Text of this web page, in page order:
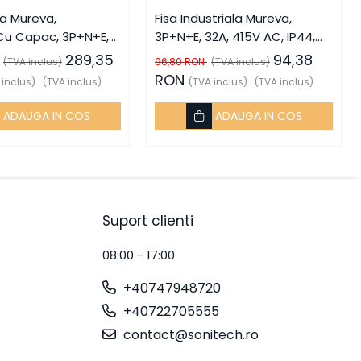
Mureva,
Capac, 3P+N+E,
IP67, SCH-
Electric -
(TVA inclus) 289,35
inclus) (TVA inclus)
ADAUGA IN COS
Fisa Industriala Mureva,
3P+N+E, 32A, 415V AC, IP44,
SCH-83521, Schneider Electric
- Schneider
96,80 RON (TVA inclus) 94,38
RON (TVA inclus) (TVA inclus)
ADAUGA IN COS
Suport clienti
08:00 - 17:00
+40747948720
+40722705555
contact@sonitech.ro